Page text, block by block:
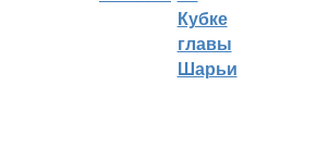
Кубке
главы
Шарьи